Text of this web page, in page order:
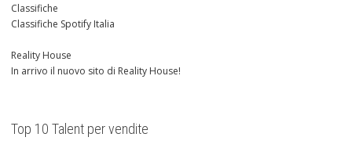
Classifiche
Classifiche Spotify Italia
Reality House
In arrivo il nuovo sito di Reality House!
Top 10 Talent per vendite